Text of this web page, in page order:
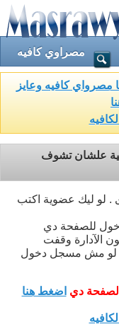
مصراوي كافيه
مصرواي كافيه وعايز
علشان تشوف
لو ليك عضوية اكتب
للصفحة دي
الآدارة وقفت
لو مش مسجل دخول
دي اضغط هنا